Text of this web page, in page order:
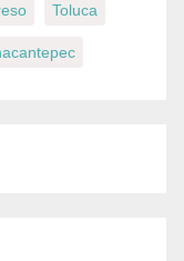
Toluca